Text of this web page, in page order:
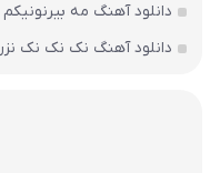
دانلود آهنگ مه
دانلود آهنگ نک نک نک